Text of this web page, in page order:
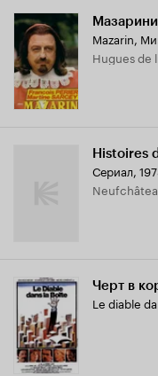
Мазарини
Mazarin,
Hugues
Histoires
Сериал,
Черт в
Le diable